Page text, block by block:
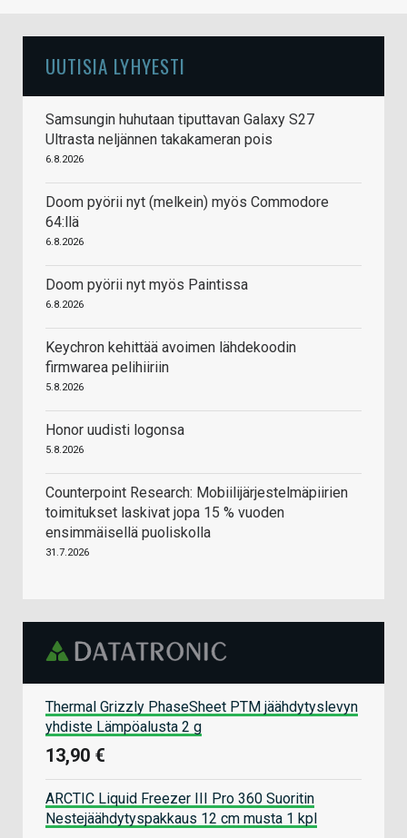
UUTISIA LYHYESTI
Samsungin huhutaan tiputtavan Galaxy S27
Ultrasta neljännen takakameran pois
6.8.2026
Doom pyörii nyt (melkein) myös Commodore
64:llä
6.8.2026
Doom pyörii nyt myös Paintissa
6.8.2026
Keychron kehittää avoimen lähdekoodin
firmwarea pelihiiriin
5.8.2026
Honor uudisti logonsa
5.8.2026
Counterpoint Research: Mobiilijärjestelmäpiirien
toimitukset laskivat jopa 15 % vuoden
ensimmäisellä puoliskolla
31.7.2026
Thermal Grizzly PhaseSheet PTM jäähdytyslevyn
yhdiste Lämpöalusta 2 g
13,90 €
ARCTIC Liquid Freezer III Pro 360 Suoritin
Nestejäähdytyspakkaus 12 cm musta 1 kpl